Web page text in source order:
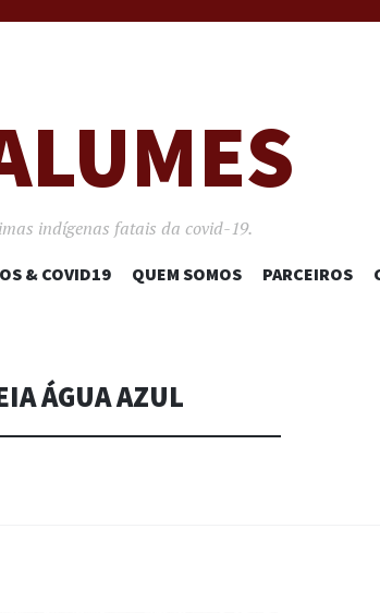
indígenas fatais da covid-19.
PULAR
& COVID19 QUEM SOMOS PARCEIROS
ÁGUA AZUL